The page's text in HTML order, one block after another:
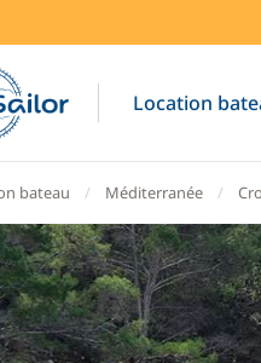
Location
bateau Méditerranée